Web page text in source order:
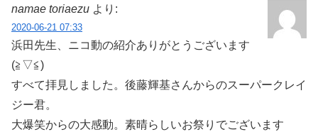
namae toriaezu より:
2020-06-21 07:33
浜田先生、ニコ動の紹介ありがとうございます
(≧▽≦)
すべて拝見しました。後藤輝基さんからのスーパークレイ
ジー君。
大爆笑からの大感動。素晴らしいお祭りでございます